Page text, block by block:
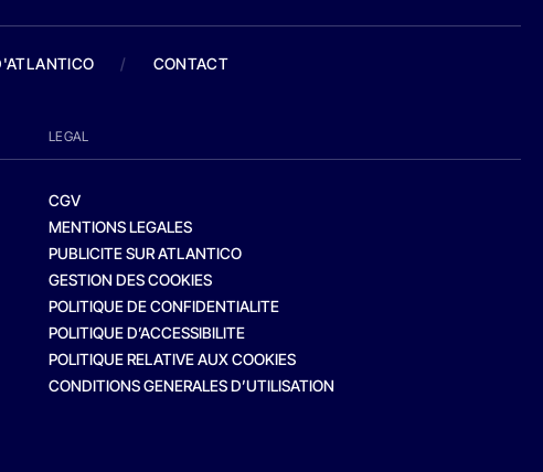
/ CONTACT
LEGAL
CGV
MENTIONS LEGALES
PUBLICITE SUR ATLANTICO
GESTION DES COOKIES
POLITIQUE DE CONFIDENTIALITE
POLITIQUE D’ACCESSIBILITE
POLITIQUE RELATIVE AUX COOKIES
CONDITIONS GENERALES D’UTILISATION